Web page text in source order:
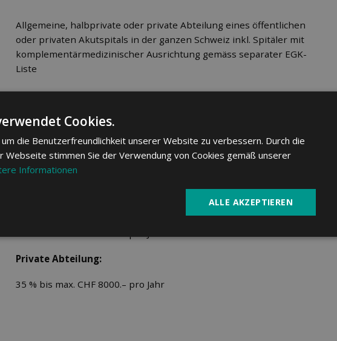
Allgemeine, halbprivate oder private Abteilung eines öffentlichen
oder privaten Akutspitals in der ganzen Schweiz inkl. Spitäler mit
komplementärmedizinischer Ausrichtung gemäss separater EGK-
Liste
Behandlungs- und Aufenthaltskosten
Allgemeine Abteilung:
Private Abteilung:
35 % bis max. CHF 8000.– pro Jahr
Cookies.
die Benutzerfreundlichkeit unserer Website zu verbessern. Durch die
stimmen Sie der Verwendung von Cookies gemäß unserer
Informationen
ALLE AKZEPTIEREN